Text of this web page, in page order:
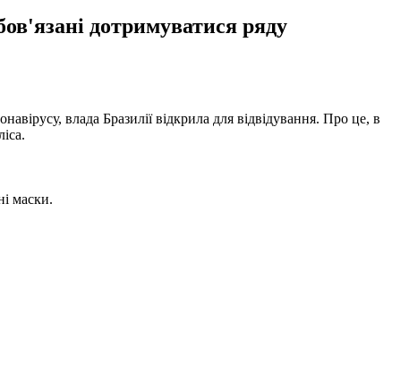
дотримуватися ряду
влада Бразилії відкрила для відвідування. Про це, в
маски.